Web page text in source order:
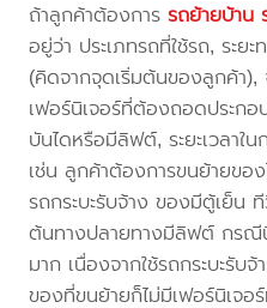
ถ้าลูกค้าต้องการรถย้ายบ้าน
อยู่ว่า ประเภทรถที่ใช้รถ, ระย
(คิดจากจุดเริ่มต้นของลูกค้า
เฟอร์นิเจอร์ที่ต้องถอดประก
บันไดหรือมีลิฟต์, ระยะเวลาใ
เช่น ลูกค้าต้องการขนย้ายของ
รถกระบะรับจ้าง ของมีตู้เย็น
ต้นทางปลายทางมีลิฟต์ กรณีนี้
มาก เนื่องจากใช้รถกระบะรั
ของที่ขนย้ายก็ไม่มีเฟอร์นิเจอ